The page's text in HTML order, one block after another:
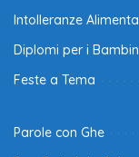
Intolleranze
Diplomi per i
Feste a Tema
Parole con Ghe